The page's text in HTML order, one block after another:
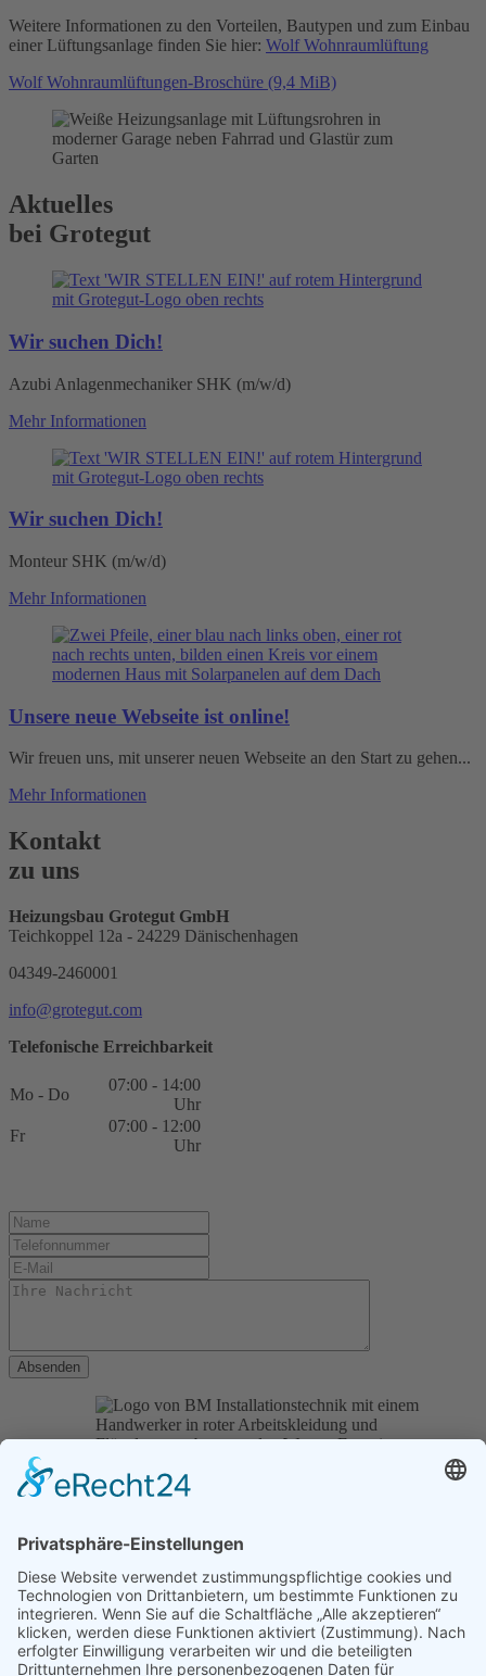
Weitere Informationen zu den Vorteilen, Bautypen und zum Einbau
einer Lüftungsanlage finden Sie hier: Wolf Wohnraumlüftung
Wolf Wohnraumlüftungen-Broschüre (9,4 MiB)
Aktuelles
bei Grotegut
Wir suchen Dich!
Azubi Anlagenmechaniker SHK (m/w/d)
Mehr Informationen
Wir suchen Dich!
Monteur SHK (m/w/d)
Mehr Informationen
Unsere neue Webseite ist online!
Wir freuen uns, mit unserer neuen Webseite an den Start zu gehen...
Mehr Informationen
Kontakt
zu uns
Heizungsbau Grotegut GmbH
Teichkoppel 12a - 24229 Dänischenhagen
04349-2460001
info@grotegut.com
Telefonische Erreichbarkeit
Mo - Do
07:00 - 14:00
Uhr
Fr
07:00 - 12:00
Uhr
Absenden